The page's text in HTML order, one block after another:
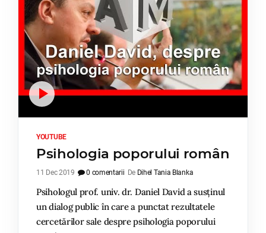
YOUTUBE
Psihologia poporului român
11 Dec 2019 0 comentarii De Dihel Tania Blanka
Psihologul prof. univ. dr. Daniel David a susținul
un dialog public în care a punctat rezultatele
cercetărilor sale despre psihologia poporului